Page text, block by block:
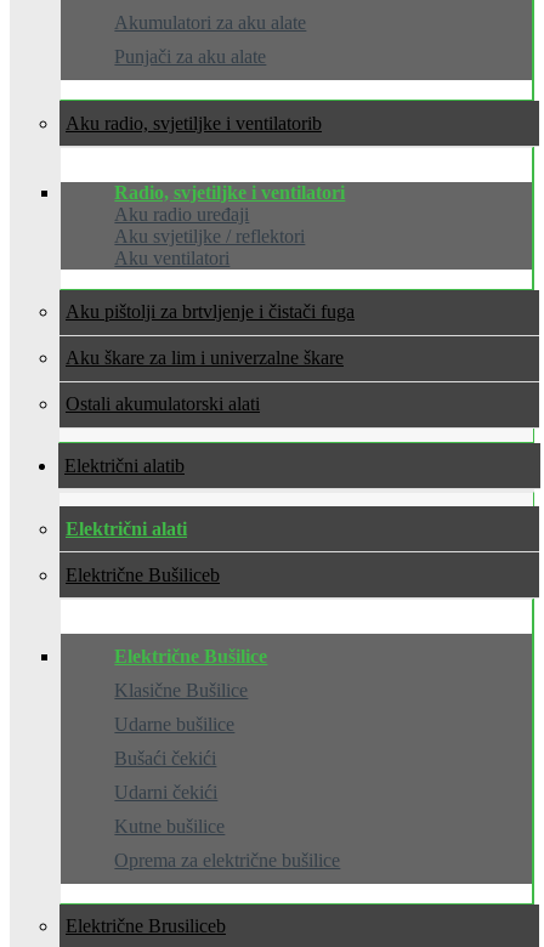
Akumulatori za aku alate
Punjači za aku alate
Aku radio, svjetiljke i ventilatori
Radio, svjetiljke i ventilatori
Aku radio uređaji
Aku svjetiljke / reflektori
Aku ventilatori
Aku pištolji za brtvljenje i čistači fuga
Aku škare za lim i univerzalne škare
Ostali akumulatorski alati
Električni alati
Električni alati
Električne Bušilice
Električne Bušilice
Klasične Bušilice
Udarne bušilice
Bušaći čekići
Udarni čekići
Kutne bušilice
Oprema za električne bušilice
Električne Brusilice